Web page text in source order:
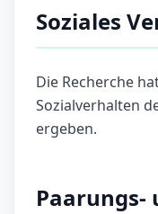
Soziales
Die Recherche
Sozialverhalten
ergeben.